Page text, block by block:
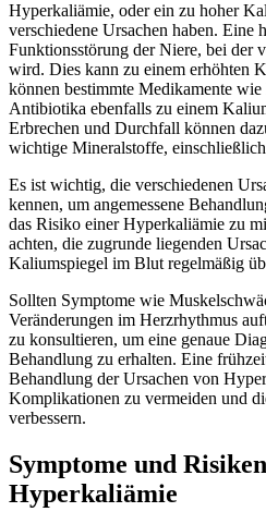
Hyperkaliämie, oder ein zu hoher
verschiedene Ursachen haben. Eine
Funktionsstörung der Niere, bei der
wird. Dies kann zu einem erhöhten
können bestimmte Medikamente
Antibiotika ebenfalls zu einem
Erbrechen und Durchfall können
wichtige Mineralstoffe,
Es ist wichtig, die verschiedenen
kennen, um angemessene
das Risiko einer Hyperkaliämie zu
achten, die zugrunde liegenden
Kaliumspiegel im Blut regelmäßig
Sollten Symptome wie
Veränderungen im Herzrhythmus
zu konsultieren, um eine genaue
Behandlung zu erhalten. Eine
Behandlung der Ursachen von
Komplikationen zu vermeiden und
verbessern.
Symptome und
Hyperkaliämie